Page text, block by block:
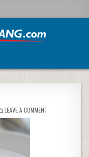
LEAVE A COMMENTON SALMON